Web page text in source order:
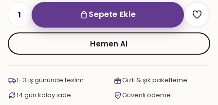
YT
Tulip
Puff
Nargile
adet
Sepete Ekle
Hemen Al
1–3 iş gününde teslim
Gizli & şık paketleme
14 gün kolay iade
Güvenli ödeme